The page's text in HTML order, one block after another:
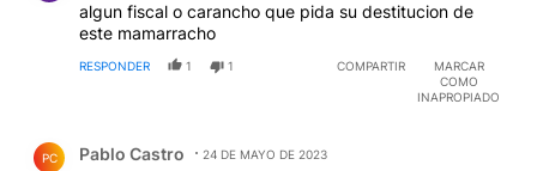
algun fiscal o carancho que pida su destitucion de
este mamarracho
RESPONDER 1 1 COMPARTIR
MARCAR
COMO
INAPROPIADO
PC Pablo Castro 24 DE MAYO DE 2023